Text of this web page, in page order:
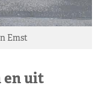
Emst
en uit